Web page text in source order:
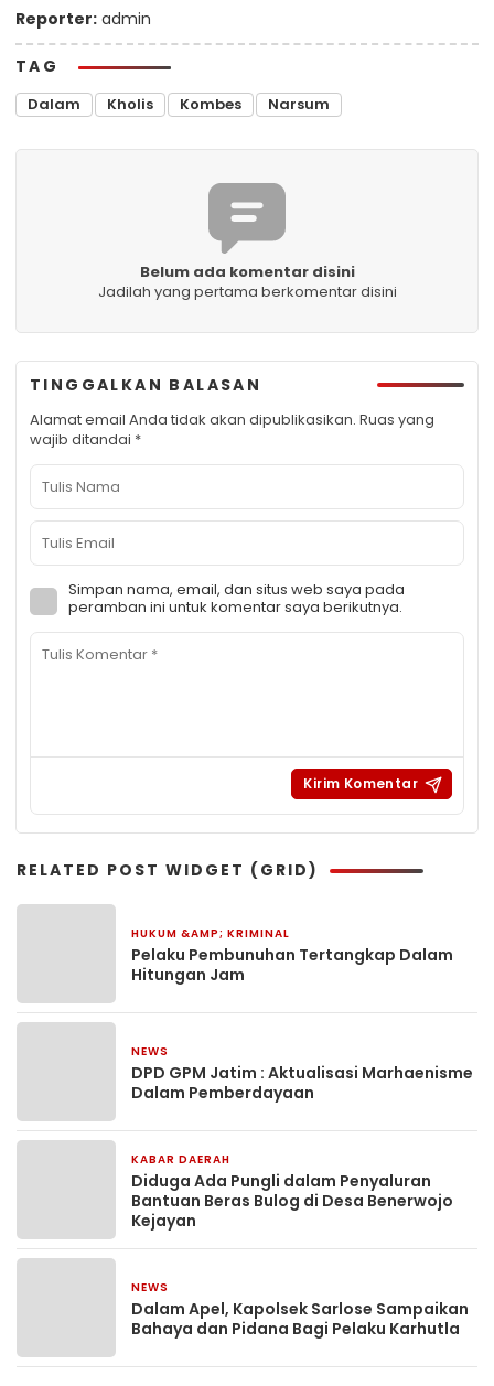
Reporter: admin
TAG
Dalam Kholis Kombes Narsum
Belum ada komentar disini
Jadilah yang pertama berkomentar disini
TINGGALKAN BALASAN
Alamat email Anda tidak akan dipublikasikan. Ruas yang
wajib ditandai *
Simpan nama, email, dan situs web saya pada
peramban ini untuk komentar saya berikutnya.
RELATED POST WIDGET (GRID)
HUKUM &AMP; KRIMINAL
Pelaku Pembunuhan Tertangkap Dalam
Hitungan Jam
NEWS
DPD GPM Jatim : Aktualisasi Marhaenisme
Dalam Pemberdayaan
KABAR DAERAH
Diduga Ada Pungli dalam Penyaluran
Bantuan Beras Bulog di Desa Benerwojo
Kejayan
NEWS
Dalam Apel, Kapolsek Sarlose Sampaikan
Bahaya dan Pidana Bagi Pelaku Karhutla